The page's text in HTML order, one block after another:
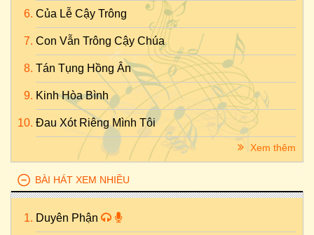
Của Lễ Cậy Trông
Con Vẫn Trông Cậy Chúa
Tán Tụng Hồng Ân
Kinh Hòa Bình
Đau Xót Riêng Mình Tôi
Xem thêm
BÀI HÁT XEM NHIỀU
Duyên Phận